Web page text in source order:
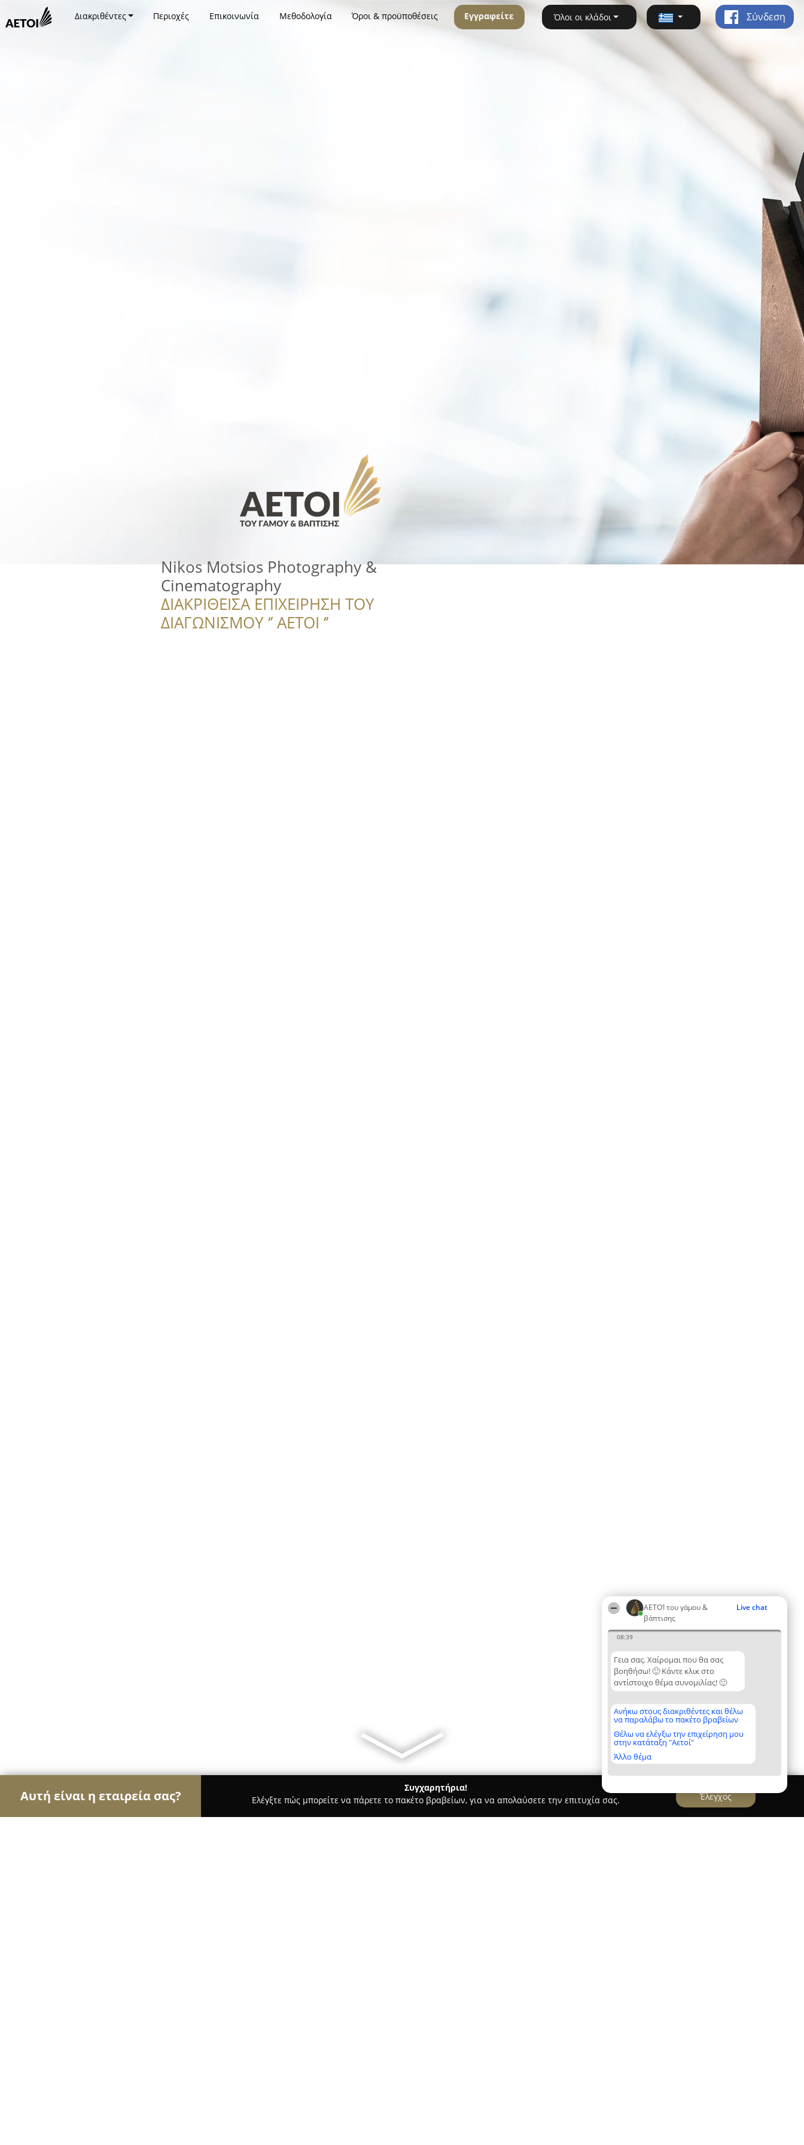
ΑΕΤΟΊ του γάμου &
βάπτισης
Live chat
08:39
Γεια σας. Χαίρομαι που θα σας
βοηθήσω! 🙂 Κάντε κλικ στο
αντίστοιχο θέμα συνομιλίας! 🙂
Ανήκω στους διακριθέντες και θέλω
να παραλάβω το πακέτο βραβείων
Θέλω να ελέγξω την επιχείρηση μου
στην κατάταξη "Αετοί"
Άλλο θέμα
Διακριθέντες Περιοχές Επικοινωνία Μεθοδολογία Όροι & προϋποθέσεις Εγγραφείτε Όλοι οι κλάδοι Σύνδεση
Nikos Motsios Photography &
Cinematography
ΔΙΑΚΡΙΘΕΙΣΑ ΕΠΙΧΕΙΡΗΣΗ ΤΟΥ
ΔΙΑΓΩΝΙΣΜΟΥ ‘’ ΑΕΤΟΙ ‘’
Αυτή είναι η εταιρεία σας?
Συγχαρητήρια!
Ελέγξτε πώς μπορείτε να πάρετε το πακέτο βραβείων, για να απολαύσετε την επιτυχία σας.
Έλεγχος